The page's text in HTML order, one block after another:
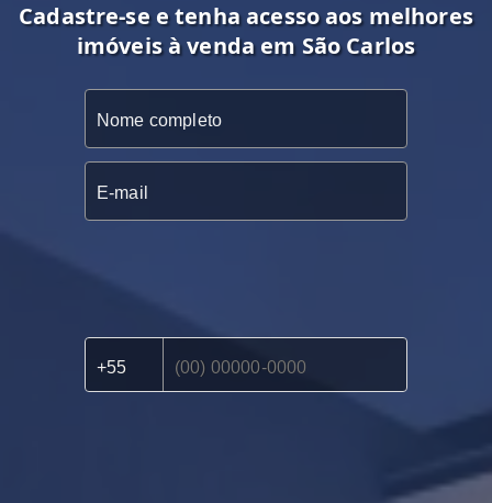
Cadastre-se e tenha acesso aos melhores
imóveis à venda em São Carlos